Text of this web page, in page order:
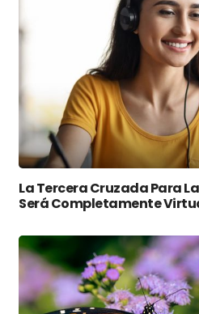
La Tercera Cruzada Para
Será Completamente